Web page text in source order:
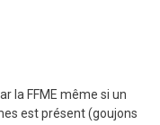
la FFME même si un
est présent (goujons